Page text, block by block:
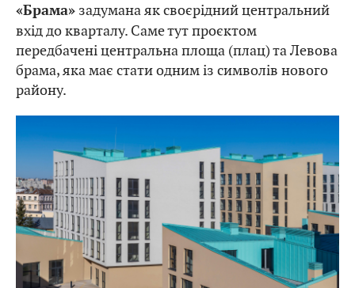
«Брама» задумана як своєрідний центральний
вхід до кварталу. Саме тут проєктом
передбачені центральна площа (плац) та Левова
брама, яка має стати одним із символів нового
району.